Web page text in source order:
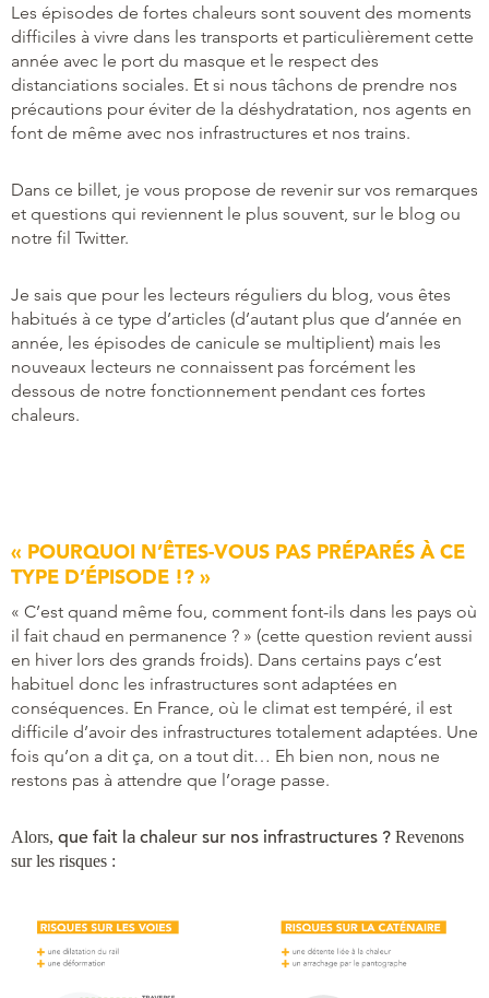
Les épisodes de fortes chaleurs sont souvent des moments
difficiles à vivre dans les transports et particulièrement cette
année avec le port du masque et le respect des
distanciations sociales. Et si nous tâchons de prendre nos
précautions pour éviter de la déshydratation, nos agents en
font de même avec nos infrastructures et nos trains.
Dans ce billet, je vous propose de revenir sur vos remarques
et questions qui reviennent le plus souvent, sur le blog ou
notre fil Twitter.
Je sais que pour les lecteurs réguliers du blog, vous êtes
habitués à ce type d’articles (d’autant plus que d’année en
année, les épisodes de canicule se multiplient) mais les
nouveaux lecteurs ne connaissent pas forcément les
dessous de notre fonctionnement pendant ces fortes
chaleurs.
« POURQUOI N’ÊTES-VOUS PAS PRÉPARÉS À CE
TYPE D’ÉPISODE !? »
« C’est quand même fou, comment font-ils dans les pays où
il fait chaud en permanence ? » (cette question revient aussi
en hiver lors des grands froids). Dans certains pays c’est
habituel donc les infrastructures sont adaptées en
conséquences. En France, où le climat est tempéré, il est
difficile d’avoir des infrastructures totalement adaptées. Une
fois qu’on a dit ça, on a tout dit… Eh bien non, nous ne
restons pas à attendre que l’orage passe.
Alors, que fait la chaleur sur nos infrastructures ? Revenons
sur les risques :